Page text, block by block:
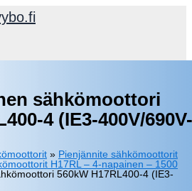
sähkömoottori
4 (IE3-400V/690V-
» Pienjännite sähkömoottorit
H17RL – 4-napainen – 1500
560kW H17RL400-4 (IE3-